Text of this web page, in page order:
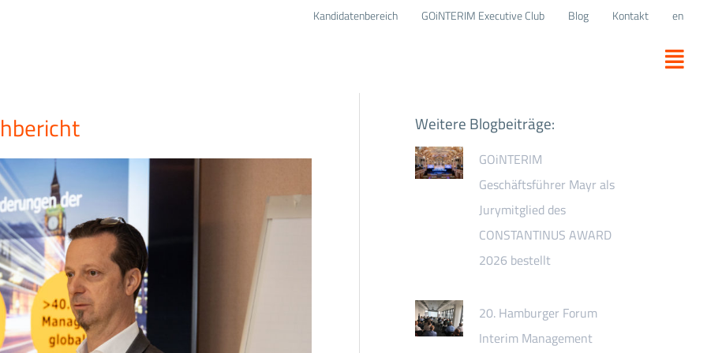
Kandidatenbereich GOiNTERIM Executive Club Blog Kontakt en
Weitere Blogbeiträge:
GOiNTERIM
Geschäftsführer Mayr als
Jurymitglied des
CONSTANTINUS AWARD
2026 bestellt
20. Hamburger Forum
Interim Management